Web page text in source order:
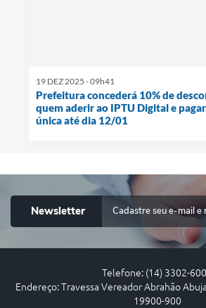
19 DEZ 2025 - 09h41
Prefeitura concederá 10% de
quem aderir ao IPTU Digital e
única até dia 12/01
Newsletter
Telefone: (14) 3302-
Endereço: Travessa Vereador Abrahão
19900-900